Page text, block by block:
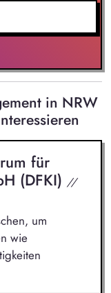
in NRW
für
(DFKI) //
um
wie